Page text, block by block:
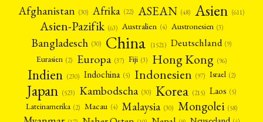
Afghanistan (30) Afrika (22) ASEAN (48) Asien (611)
Asien-Pazifik (63) Australien (4) Austronesien (3)
Bangladesch (30) China (1521) Deutschland (9)
Eurasien (2) Europa (37) Fiji (3) Hong Kong (96)
Indien (230) Indochina (5) Indonesien (97) Israel (2)
Japan (523) Kambodscha (30) Korea (215) Laos (5)
Lateinamerika (2) Macau (4) Malaysia (30) Mongolei (58)